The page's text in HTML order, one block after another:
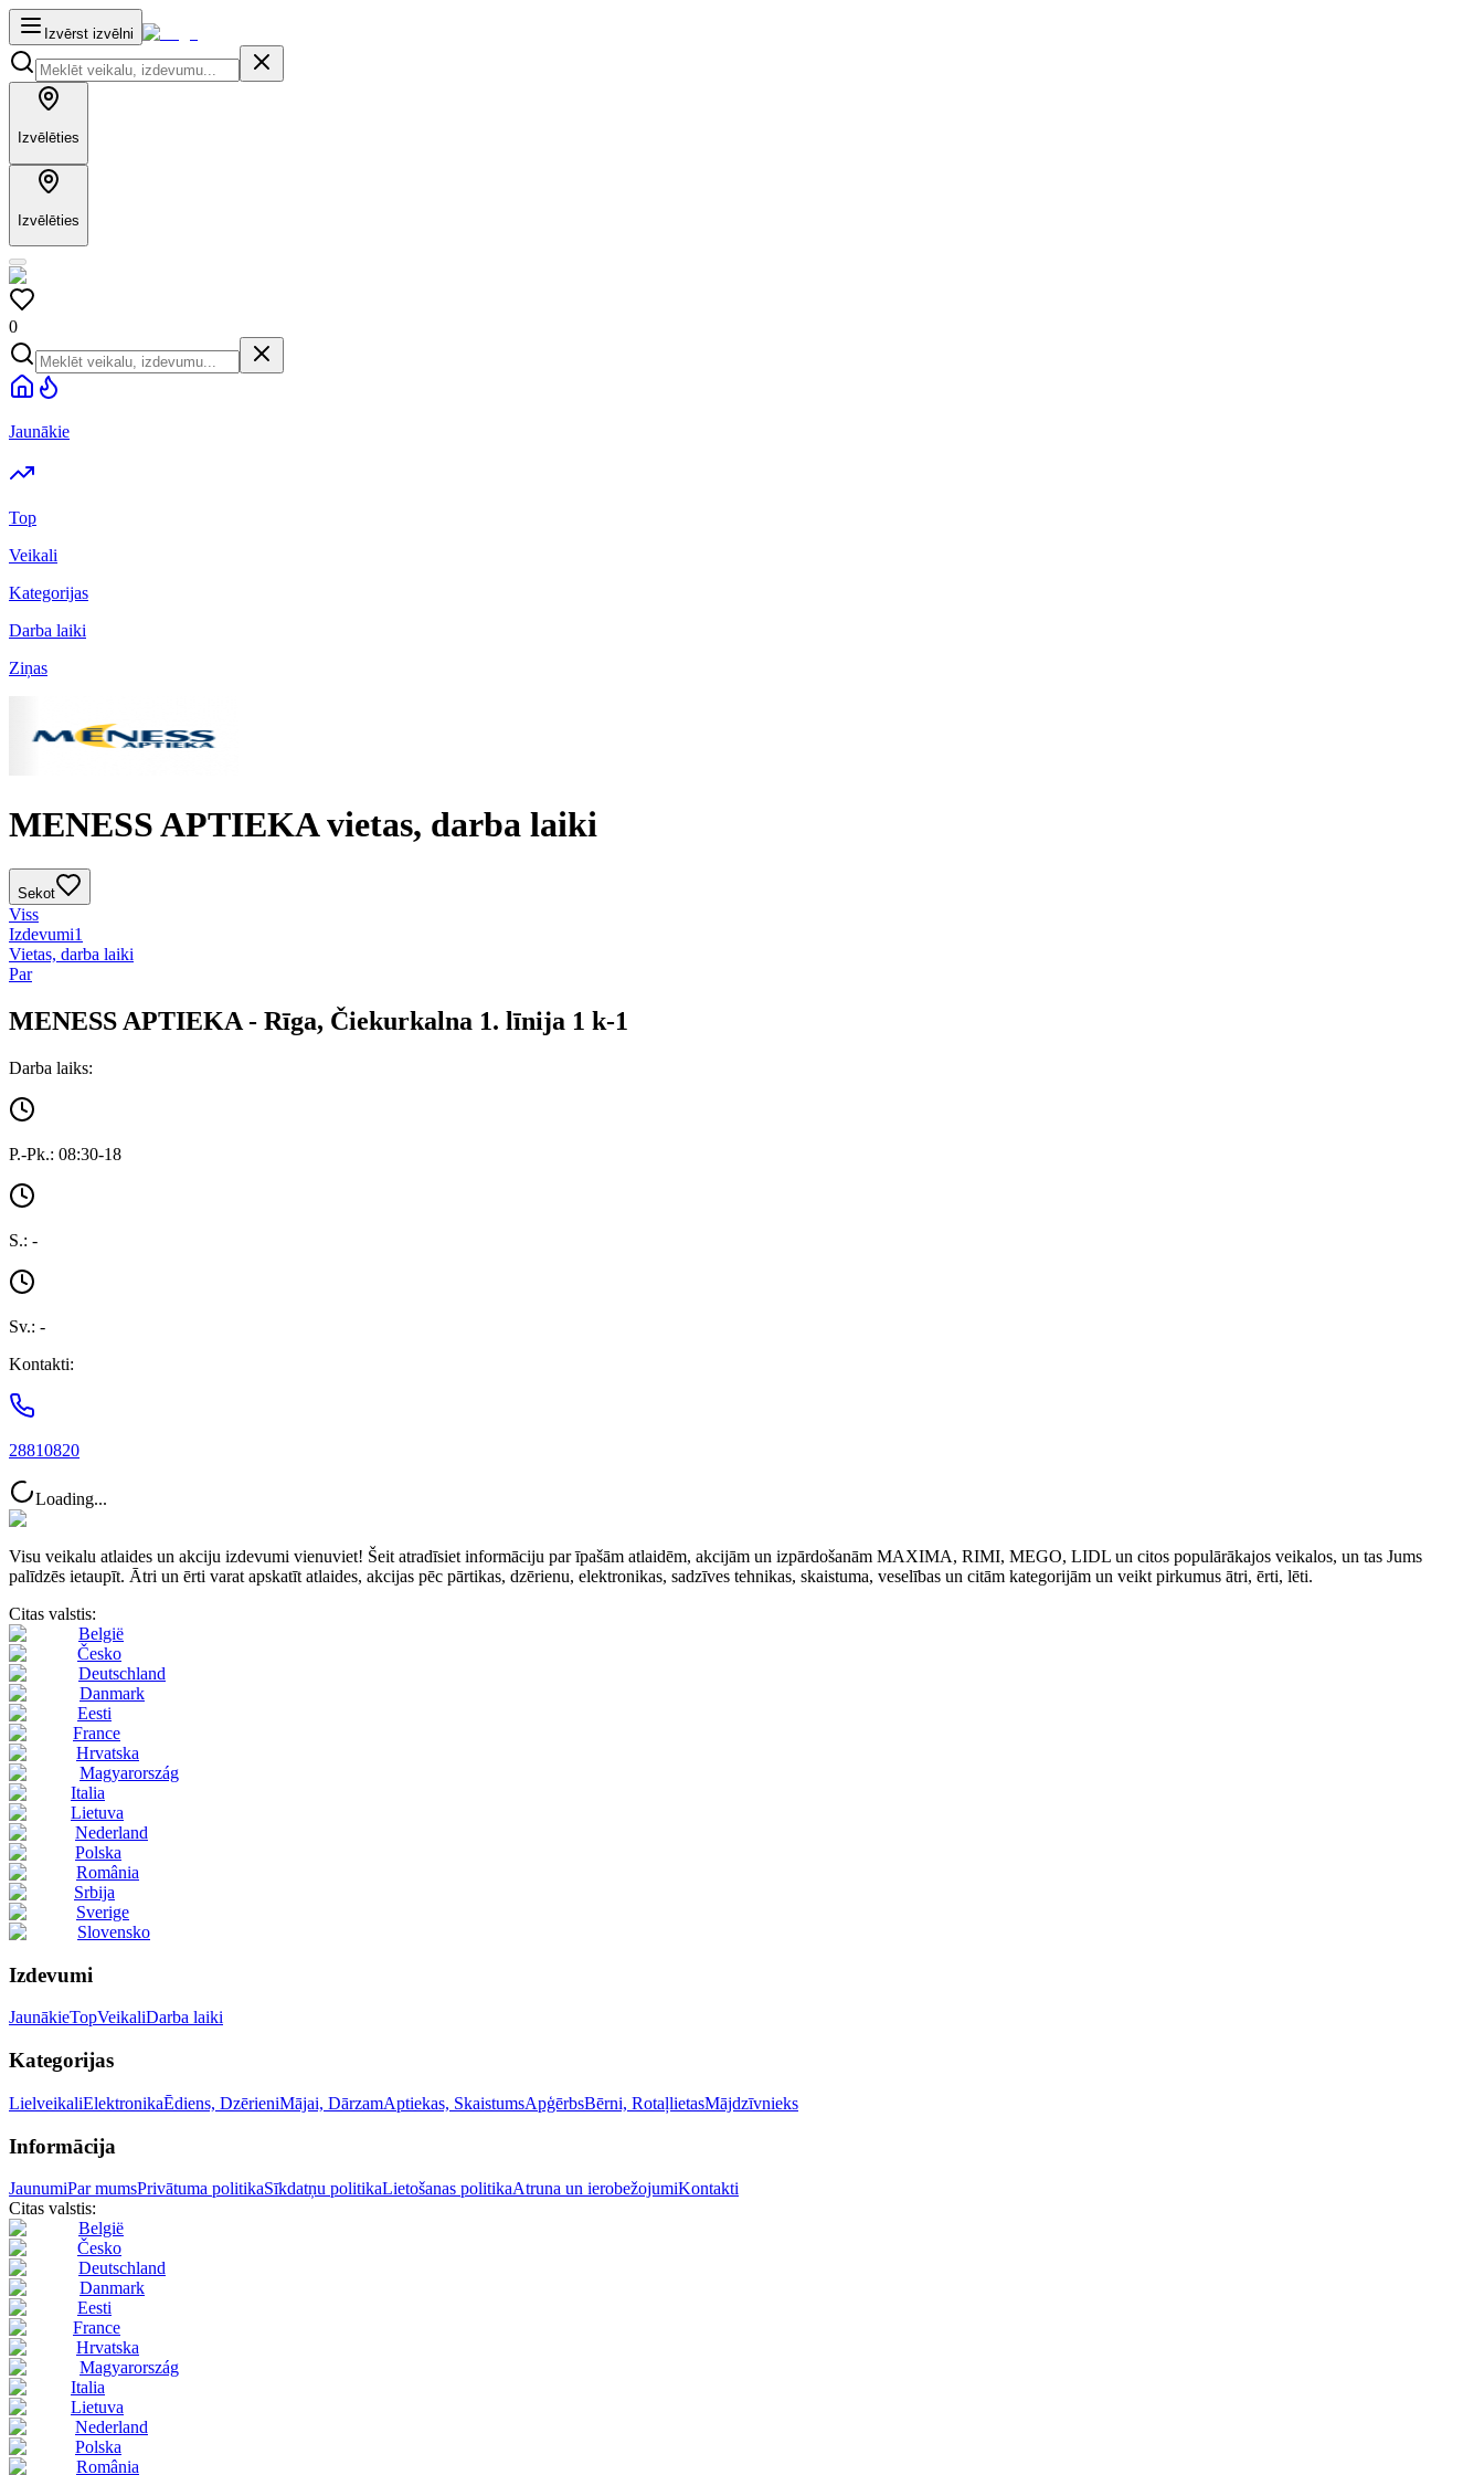
Izvērst izvēlni
Izvēlēties
Izvēlēties
0
Jaunākie
Top
Veikali
Kategorijas
Darba laiki
Ziņas
MENESS APTIEKA vietas, darba laiki
Sekot
Viss
Izdevumi1
Vietas, darba laiki
Par
MENESS APTIEKA - Rīga, Čiekurkalna 1. līnija 1 k-1
Darba laiks:
P.-Pk.: 08:30-18
S.: -
Sv.: -
Kontakti:
28810820
Loading...
Visu veikalu atlaides un akciju izdevumi vienuviet! Šeit atradīsiet informāciju par īpašām atlaidēm, akcijām un izpārdošanām MAXIMA, RIMI, MEGO, LIDL un citos populārākajos veikalos, un tas Jums
palīdzēs ietaupīt. Ātri un ērti varat apskatīt atlaides, akcijas pēc pārtikas, dzērienu, elektronikas, sadzīves tehnikas, skaistuma, veselības un citām kategorijām un veikt pirkumus ātri, ērti, lēti.
Citas valstis:
België
Česko
Deutschland
Danmark
Eesti
France
Hrvatska
Magyarország
Italia
Lietuva
Nederland
Polska
România
Srbija
Sverige
Slovensko
Izdevumi
JaunākieTopVeikaliDarba laiki
Kategorijas
LielveikaliElektronikaĒdiens, DzērieniMājai, DārzamAptiekas, SkaistumsApģērbsBērni, RotaļlietasMājdzīvnieks
Informācija
JaunumiPar mumsPrivātuma politikaSīkdatņu politikaLietošanas politikaAtruna un ierobežojumiKontakti
Citas valstis:
België
Česko
Deutschland
Danmark
Eesti
France
Hrvatska
Magyarország
Italia
Lietuva
Nederland
Polska
România